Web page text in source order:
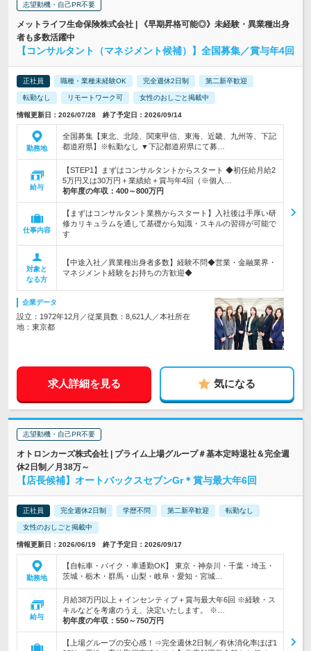
志望動機・自己PR不要
メットライフ生命保険株式会社 | 《早期昇格可能◎》未経験・異業種出身
者も多数活躍中
【コンサルタント（マネジメント候補）】全国募集／賞与年4回
正社員 職種・業種未経験OK 完全週休2日制 第二新卒歓迎
転勤なし リモートワーク可 女性のおしごと掲載中
情報更新日：2026/07/28 終了予定日：2026/09/14
勤務地
全国募集【東北、北陸、関東甲信、東海、近畿、九州等、下記
都道府県】※転勤なし ▼下記都道府県にて募…
給与
【STEP1】まずはコンサルタントからスタート ◆初任給月給2
5万円又は30万円＋業績給＋賞与年4回（※個人…
初年度の年収： 400～800万円
仕事内容
【まずはコンサルタント業務からスタート】入社後は手厚い研
修カリキュラムを通して基礎から知識・スキルの習得が可能で
す
対象と
なる方
【中途入社／異業種出身者多数】経験不問◆営業・金融業界・
マネジメント経験をお持ちの方歓迎◆
企業データ
設立：1972年12月／従業員数：8,621人／本社所在
地：東京都
求人詳細を見る 気になる
志望動機・自己PR不要
オトロンカーズ株式会社 | プライム上場グループ＃基本定時退社＆完全週
休2日制／月38万～
【店長候補】オートバックスセブンGr＊賞与最大年6回
正社員 完全週休2日制 学歴不問 第二新卒歓迎 転勤なし
女性のおしごと掲載中
情報更新日：2026/06/19 終了予定日：2026/09/17
勤務地
【自転車・バイク・車通勤OK】 東京・神奈川・千葉・埼玉・
茨城・栃木・群馬・山梨・岐阜・愛知・宮城…
給与
月給38万円以上＋インセンティブ＋賞与最大年6回 ※経験・ス
キルなどを考慮のうえ、決定いたします。 ※…
初年度の年収： 550～750万円
【上場グループの安心感！⇒完全週休2日制／有休消化率ほぼ1